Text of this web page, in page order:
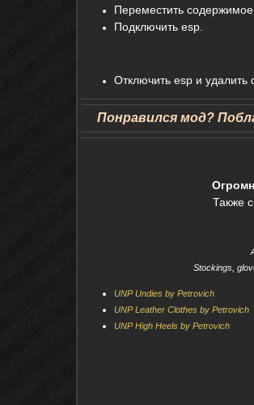
Переместить
Подключить esp.
Отключить esp и
Понравился мод?
Также
Stockings,
UNP Undies by Petrovich
UNP Leather Clothes by Petrovich
UNP High Heels by Petrovich